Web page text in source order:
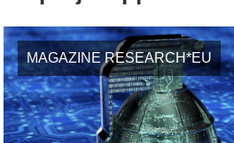
MAGAZINE RESEARCH*EU